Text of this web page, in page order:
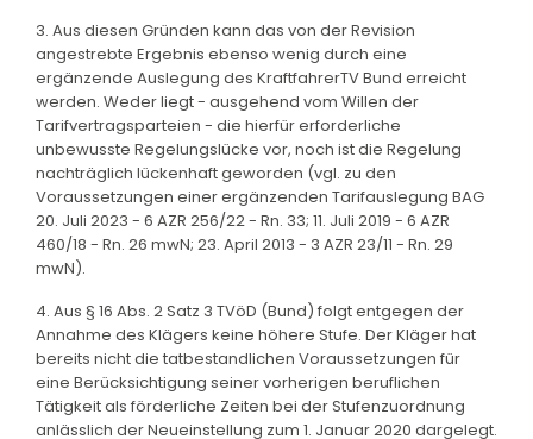
3. Aus diesen Gründen kann das von der Revision
angestrebte Ergebnis ebenso wenig durch eine
ergänzende Auslegung des KraftfahrerTV Bund erreicht
werden. Weder liegt - ausgehend vom Willen der
Tarifvertragsparteien - die hierfür erforderliche
unbewusste Regelungslücke vor, noch ist die Regelung
nachträglich lückenhaft geworden (vgl. zu den
Voraussetzungen einer ergänzenden Tarifauslegung BAG
20. Juli 2023 - 6 AZR 256/22 - Rn. 33; 11. Juli 2019 - 6 AZR
460/18 - Rn. 26 mwN; 23. April 2013 - 3 AZR 23/11 - Rn. 29
mwN).
4. Aus § 16 Abs. 2 Satz 3 TVöD (Bund) folgt entgegen der
Annahme des Klägers keine höhere Stufe. Der Kläger hat
bereits nicht die tatbestandlichen Voraussetzungen für
eine Berücksichtigung seiner vorherigen beruflichen
Tätigkeit als förderliche Zeiten bei der Stufenzuordnung
anlässlich der Neueinstellung zum 1. Januar 2020 dargelegt.